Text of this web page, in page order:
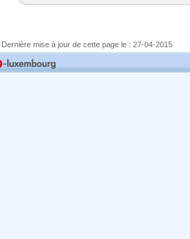
Dernière mise à jour de cette page le : 27-04-2015